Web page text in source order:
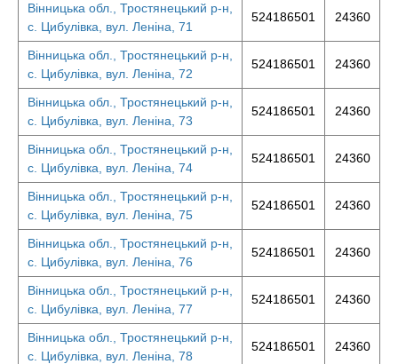
Вінницька обл., Тростянецький р-н,
с. Цибулівка, вул. Леніна, 71
524186501 24360
Вінницька обл., Тростянецький р-н,
с. Цибулівка, вул. Леніна, 72
524186501 24360
Вінницька обл., Тростянецький р-н,
с. Цибулівка, вул. Леніна, 73
524186501 24360
Вінницька обл., Тростянецький р-н,
с. Цибулівка, вул. Леніна, 74
524186501 24360
Вінницька обл., Тростянецький р-н,
с. Цибулівка, вул. Леніна, 75
524186501 24360
Вінницька обл., Тростянецький р-н,
с. Цибулівка, вул. Леніна, 76
524186501 24360
Вінницька обл., Тростянецький р-н,
с. Цибулівка, вул. Леніна, 77
524186501 24360
Вінницька обл., Тростянецький р-н,
с. Цибулівка, вул. Леніна, 78
524186501 24360